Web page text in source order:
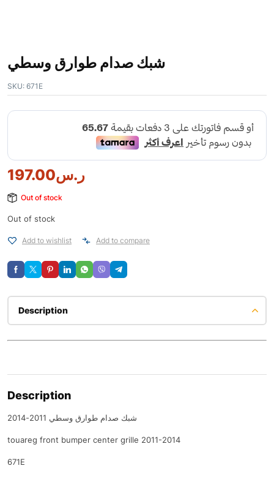
شبك صدام طوارق وسطي
SKU: 671E
ر.س197.00
Out of stock
Out of stock
Add to wishlist Add to compare
Description
Description
شبك صدام طوارق وسطي 2011-2014
touareg front bumper center grille 2011-2014
671E